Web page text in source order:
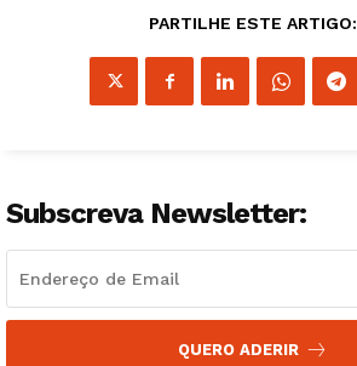
PARTILHE ESTE ARTIGO:
Subscreva Newsletter:
QUERO ADERIR